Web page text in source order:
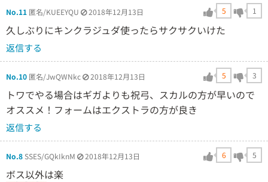
No.11 匿名/KUEEYQU 2018年12月13日 5 1
久しぶりにキンクラジュダ使ったらサクサクいけた
返信する
No.10 匿名/JwQWNkc 2018年12月13日 5 3
トワでやる場合はギガよりも祝弓、スカルの方が早いので
オススメ！フォームはエクストラの方が良き
返信する
No.8 SSES/GQkIknM 2018年12月13日 6 5
ボス以外は楽